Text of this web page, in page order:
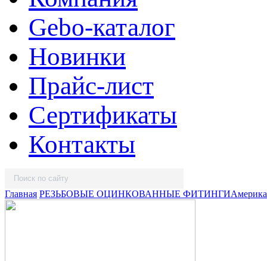
Gebo-каталог
Новинки
Прайс-лист
Сертификаты
Контакты
Главная РЕЗЬБОВЫЕ ОЦИНКОВАННЫЕ ФИТИНГИ